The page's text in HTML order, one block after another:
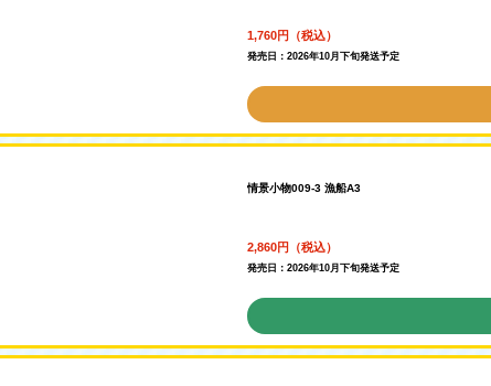
1,760円（税込）
発売日：2026年10月下旬発送予定
情景小物009-3 漁船A3
2,860円（税込）
発売日：2026年10月下旬発送予定